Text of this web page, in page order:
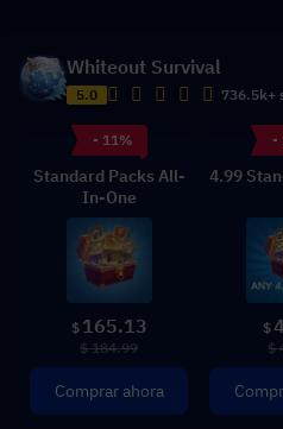
Whiteout Survival
5.0 736.5k+
- 11%
Standard Packs All-
In-One
$ 165.13
$ 184.99
Comprar ahora
-
4.99
$
$